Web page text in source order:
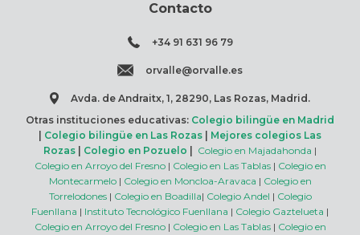
Contacto
+34 91 631 96 79
orvalle@orvalle.es
Avda. de Andraitx, 1, 28290, Las Rozas, Madrid.
Otras instituciones educativas: Colegio bilingüe en Madrid
Colegio bilingüe en Las Rozas
Mejores colegios Las
Rozas
Colegio en Pozuelo Colegio en Majadahonda |
Colegio en Arroyo del Fresno| Colegio en Las Tablas| Colegio en
Montecarmelo| Colegio en Moncloa-Aravaca | Colegio en
Torrelodones| Colegio en Boadilla| Colegio Andel | Colegio
Fuenllana | Instituto Tecnológico Fuenllana | Colegio Gaztelueta |
Colegio en Arroyo del Fresno| Colegio en Las Tablas| Colegio en